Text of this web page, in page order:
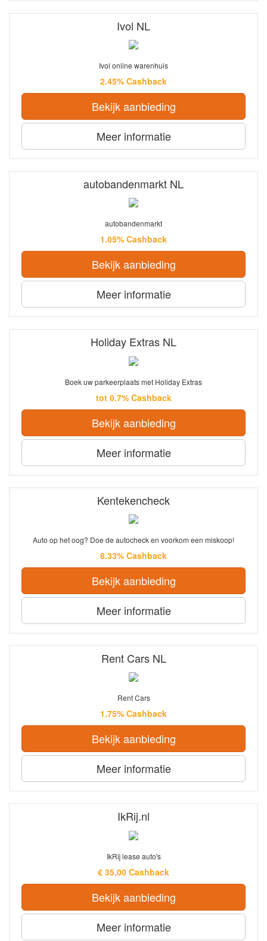
Ivol NL
Ivol online warenhuis
2.45% Cashback
Bekijk aanbieding
Meer informatie
autobandenmarkt NL
autobandenmarkt
1.05% Cashback
Bekijk aanbieding
Meer informatie
Holiday Extras NL
Boek uw parkeerplaats met Holiday Extras
tot 0.7% Cashback
Bekijk aanbieding
Meer informatie
Kentekencheck
Auto op het oog? Doe de autocheck en voorkom een miskoop!
8.33% Cashback
Bekijk aanbieding
Meer informatie
Rent Cars NL
Rent Cars
1.75% Cashback
Bekijk aanbieding
Meer informatie
IkRij.nl
IkRij lease auto's
€ 35,00 Cashback
Bekijk aanbieding
Meer informatie